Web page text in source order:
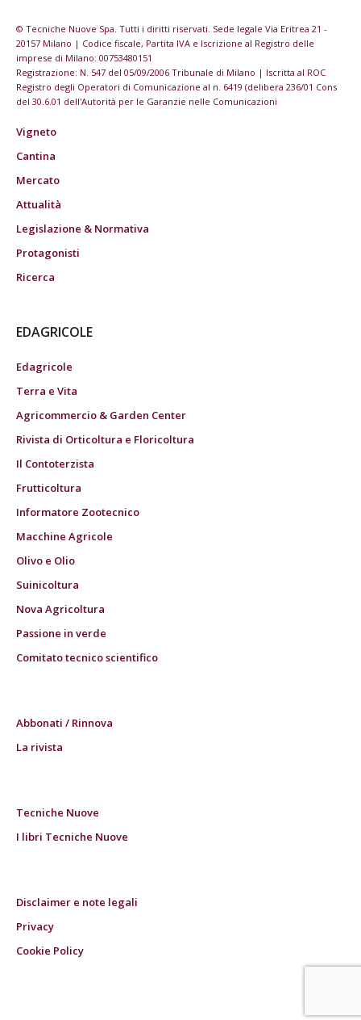
© Tecniche Nuove Spa. Tutti i diritti riservati. Sede legale Via Eritrea 21 -
20157 Milano | Codice fiscale, Partita IVA e Iscrizione al Registro delle
imprese di Milano: 00753480151
Registrazione: N. 547 del 05/09/2006 Tribunale di Milano | Iscritta al ROC
Registro degli Operatori di Comunicazione al n. 6419 (delibera 236/01 Cons
del 30.6.01 dell'Autorità per le Garanzie nelle Comunicazioni
Vigneto
Cantina
Mercato
Attualità
Legislazione & Normativa
Protagonisti
Ricerca
EDAGRICOLE
Edagricole
Terra e Vita
Agricommercio & Garden Center
Rivista di Orticoltura e Floricoltura
Il Contoterzista
Frutticoltura
Informatore Zootecnico
Macchine Agricole
Olivo e Olio
Suinicoltura
Nova Agricoltura
Passione in verde
Comitato tecnico scientifico
Abbonati / Rinnova
La rivista
Tecniche Nuove
I libri Tecniche Nuove
Disclaimer e note legali
Privacy
Cookie Policy